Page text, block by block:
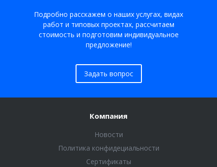
Подробно расскажем о наших услугах, видах
работ и типовых проектах, рассчитаем
стоимость и подготовим индивидуальное
предложение!
Задать вопрос
Компания
Новости
Политика конфидециальности
Сертификаты